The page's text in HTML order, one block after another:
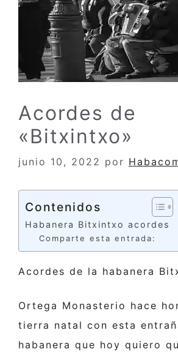
Acordes de
«Bitxintxo»
junio 10, 2022 por
Contenidos
Habanera Bitxintxo acordes
Comparte esta entrada:
Acordes de la habanera
Ortega Monasterio hace
tierra natal con esta
habanera que hoy quiero